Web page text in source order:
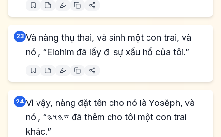
23 Và nàng thụ thai, và sinh một con trai, và
nói, “Elohim đã lấy đi sự xấu hổ của tôi.”
24 Vì vậy, nàng đặt tên cho nó là Yosĕph, và
nói, “𐤉𐤄𐤅𐤄 đã thêm cho tôi một con trai
khác.”